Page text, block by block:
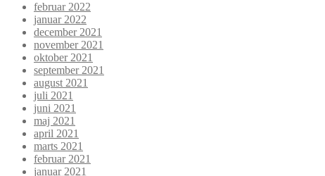
februar 2022
januar 2022
december 2021
november 2021
oktober 2021
september 2021
august 2021
juli 2021
juni 2021
maj 2021
april 2021
marts 2021
februar 2021
januar 2021